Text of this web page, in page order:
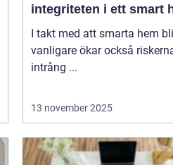
integriteten i ett smart
I takt med att smarta hem
vanligare ökar också
intrång ...
13 november 2025